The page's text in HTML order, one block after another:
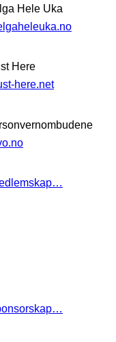
Hele Uka
Here
here.net